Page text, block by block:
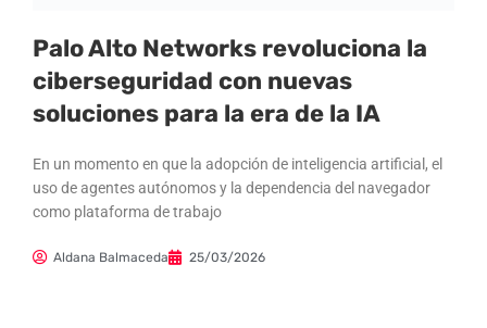
Palo Alto Networks revoluciona la
ciberseguridad con nuevas
soluciones para la era de la IA
En un momento en que la adopción de inteligencia artificial, el
uso de agentes autónomos y la dependencia del navegador
como plataforma de trabajo
Aldana Balmaceda 25/03/2026